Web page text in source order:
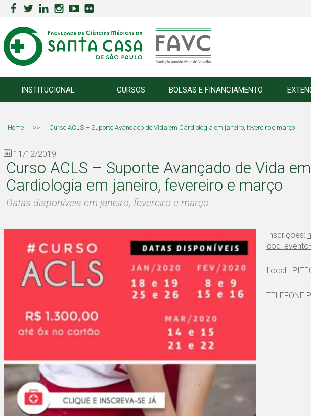
INSTITUCIONAL CURSOS BOLSAS E FINANCIAMENTO
Home >> Curso ACLS – Suporte Avançado de Vida em Cardiologia em janeiro, fevereiro e março
11/12/2019
Curso ACLS – Suporte Avançado de Vida em
Cardiologia em janeiro, fevereiro e março
Datas disponíveis em janeiro, fevereiro e março
Inscrições:
Local:
TELEFONE